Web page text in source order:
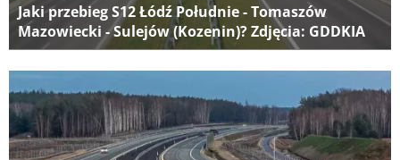
Jaki przebieg S12 Łódź Południe - Tomaszów
Mazowiecki - Sulejów (Kozenin)? Zdjęcia: GDDKIA